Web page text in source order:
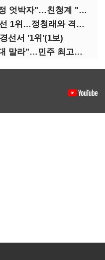
친명계 "정청래 지도부 당정 엇박자"…친청계 "신천지 오물 폭탄"
김민석, 누적 45.42%로 경선 1위…정청래와 격차 0.86%p(2보)
선서 '1위'(1보)
"팀 정청래 정리" "이중잣대 말라"…민주 최고위원 계파 다툼 격화